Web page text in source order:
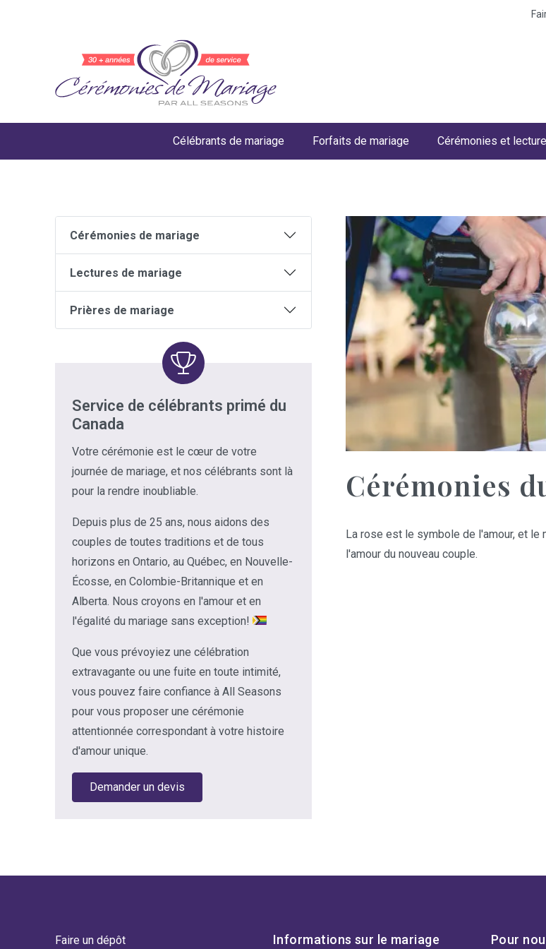
Célébrants de mariage Forfaits de mariage Cérémonies et
Cérémonies de mariage
Lectures de mariage
Prières de mariage
Service de célébrants primé du
Canada
Votre cérémonie est le cœur de votre
journée de mariage, et nos célébrants sont là
pour la rendre inoubliable.
Depuis plus de 25 ans, nous aidons des
couples de toutes traditions et de tous
horizons en Ontario, au Québec, en Nouvelle-
Écosse, en Colombie-Britannique et en
Alberta. Nous croyons en l'amour et en
l'égalité du mariage sans exception!
Que vous prévoyiez une célébration
extravagante ou une fuite en toute intimité,
vous pouvez faire confiance à All Seasons
pour vous proposer une cérémonie
attentionnée correspondant à votre histoire
d'amour unique.
Demander un devis
Cérémonies
La rose est le symbole de l'amour, et le
l'amour du nouveau couple.
Faire un dépôt Informations sur le mariage Pour